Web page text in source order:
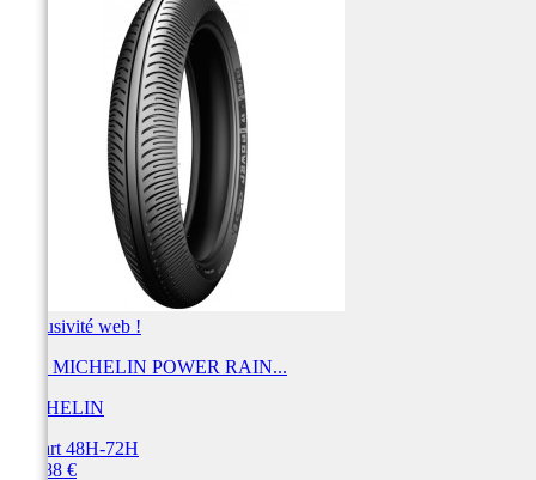
Exclusivité web !
Pneu MICHELIN POWER RAIN...
MICHELIN
Départ 48H-72H
434,88 €